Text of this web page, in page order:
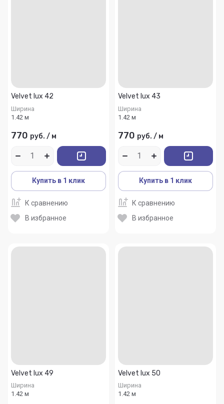
Velvet lux 42
Ширина
1.42 м
770 руб. / м
Купить в 1 клик
К сравнению
В избранное
Velvet lux 43
Ширина
1.42 м
770 руб. / м
Купить в 1 клик
К сравнению
В избранное
Velvet lux 49
Ширина
1.42 м
Velvet lux 50
Ширина
1.42 м